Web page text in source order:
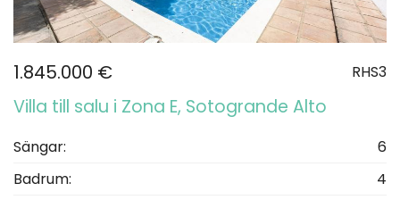
1.845.000 € RHS3
Villa till salu i Zona E, Sotogrande Alto
Sängar:
6
Badrum:
4